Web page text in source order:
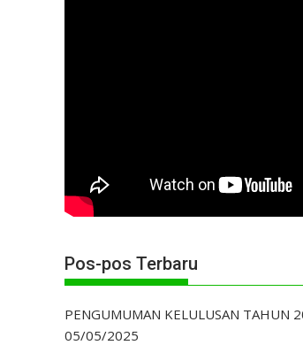
Pos-pos Terbaru
PENGUMUMAN KELULUSAN TAHUN
05/05/2025